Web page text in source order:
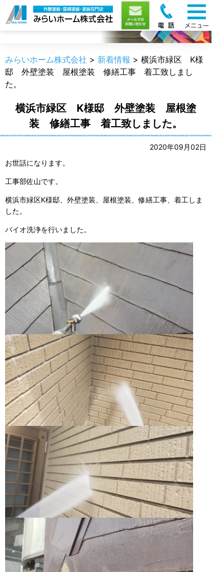
新着情報
みらいホーム株式会社 > 新着情報 > 横浜市緑区 K様
邸 外壁塗装 屋根塗装 修繕工事 着工致しまし
た。
横浜市緑区 K様邸 外壁塗装 屋根塗
装 修繕工事 着工致しました。
2020年09月02日
お世話になります。
工事部佐山です。
横浜市緑区K様邸、外壁塗装、屋根塗装、修繕工事、着工しま
した。
バイオ洗浄を行いました。